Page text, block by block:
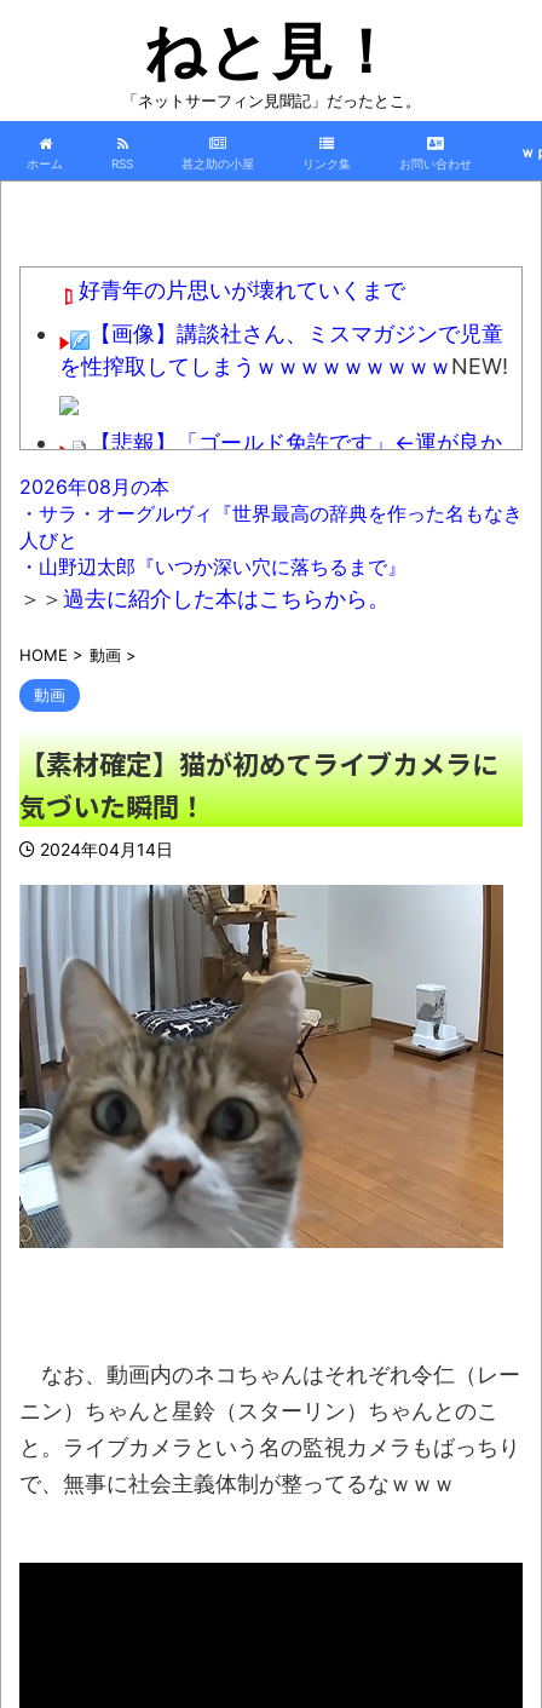
ねと見！
「ネットサーフィン見聞記」だったとこ。
ホーム RSS 甚之助の小屋 リンク集 お問い合わせ
ｗ
好青年の片思いが壊れていくまで
【画像】講談社さん、ミスマガジンで児童
を性搾取してしまうｗｗｗｗｗｗｗｗｗNEW!
【悲報】「ゴールド免許です」←運が良か
っただけかペーパードライバーという事実ｗｗ
ｗ NEW!
【画像】大学生の頃に出会った小学生と大
人になってから再会し結婚した男、めちゃくち
ゃ叩かれてしまう・・・ NEW!
「成人向けゲームを大ヒットさせて、とん
でもない売り上げが入ったぞー！」→最悪すぎ
税金を払え」という状況になって絶望NEW!
【AI】Google、Geminiが大赤字、史上初の
マイナスキャッシュフローに陥るNEW!
を開く価値がない奴が発信できるようになった
NEW!
糸ようじの匂い嗅いだらガチでドブの匂い
するんだけどNEW!
7回制になるくらいなら甲子園以外のほうが
納得 聖地常連校の監督が大反対する理由
NEW!
【動画】首都高で4tトラックが原因の玉突
き事故に巻き込まれた軽バンの車載。
【私はあなたの味方】交際歴ゼロの同級生
活したレトロゲーのポスターがズルいと話題に
ｗｗｗｗNEW!
【AI】ルイス・フロイスが歌う『日本史』
NEW!
2026年08月の本
・サラ・オーグルヴィ『世界最高の辞典を作った名もなき
人びと
・山野辺太郎『いつか深い穴に落ちるまで』
＞＞過去に紹介した本はこちらから。
HOME > 動画 >
動画
【素材確定】猫が初めてライブカメラに
気づいた瞬間！
2024年04月14日
なお、動画内のネコちゃんはそれぞれ令仁（レー
ニン）ちゃんと星鈴（スターリン）ちゃんとのこ
と。ライブカメラという名の監視カメラもばっちり
で、無事に社会主義体制が整ってるなｗｗｗ